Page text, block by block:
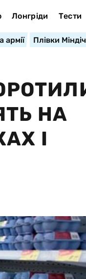
Лонгріди Тести
армії Плівки
НА
І